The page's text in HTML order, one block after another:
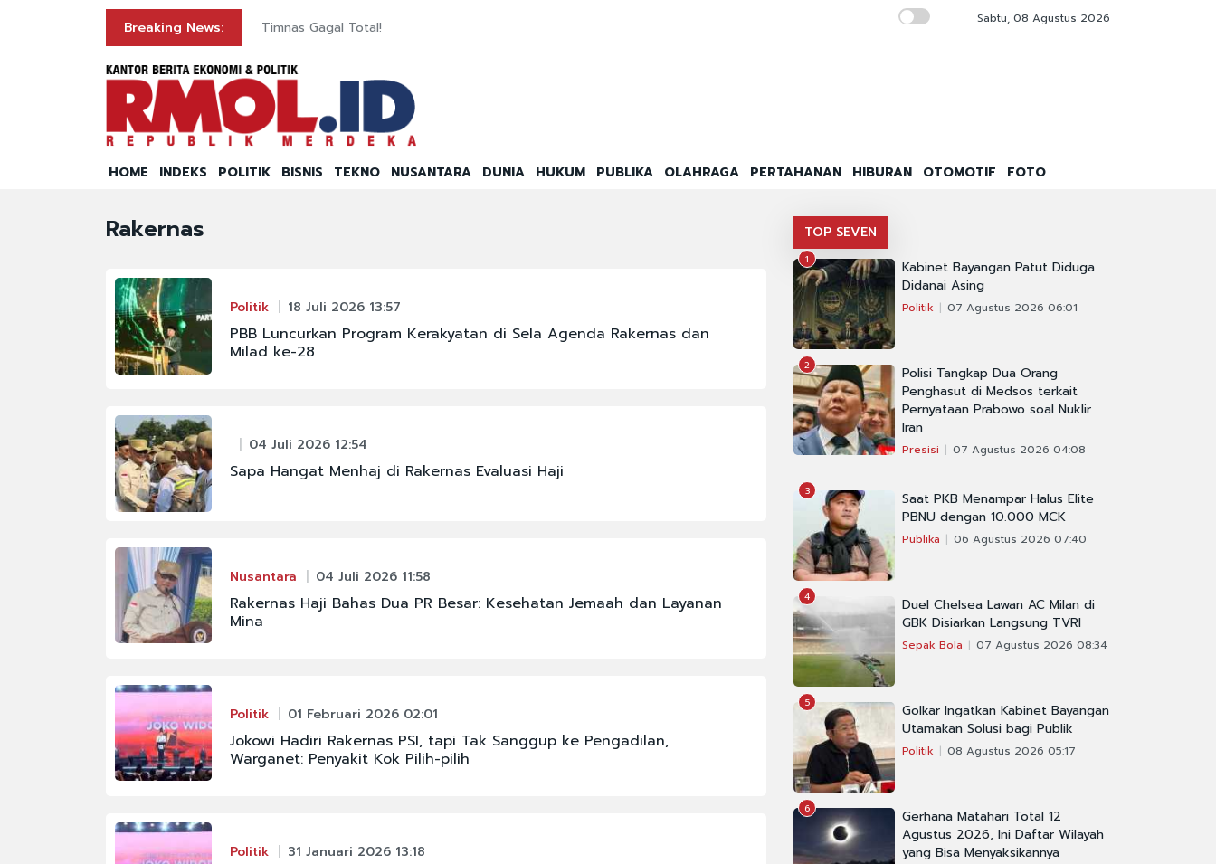
Breaking News: Timnas Gagal Total! Inspirasi Schools Tawarkan Pendidikan
Sabtu, 08 Agustus 2026
HOME INDEKS POLITIK BISNIS TEKNO NUSANTARA DUNIA HUKUM PUBLIKA OLAHRAGA PERTAHANAN HIBURAN OTOMOTIF FOTO
Rakernas
Politik 18 Juli 2026 13:57
PBB Luncurkan Program Kerakyatan di Sela Agenda Rakernas dan
Milad ke-28
04 Juli 2026 12:54
Sapa Hangat Menhaj di Rakernas Evaluasi Haji
Nusantara 04 Juli 2026 11:58
Rakernas Haji Bahas Dua PR Besar: Kesehatan Jemaah dan Layanan
Mina
Politik 01 Februari 2026 02:01
Jokowi Hadiri Rakernas PSI, tapi Tak Sanggup ke Pengadilan,
Warganet: Penyakit Kok Pilih-pilih
Politik 31 Januari 2026 13:18
TOP SEVEN
1
Kabinet Bayangan Patut Diduga
Didanai Asing
Politik 07 Agustus 2026 06:01
2
Polisi Tangkap Dua Orang
Penghasut di Medsos terkait
Pernyataan Prabowo soal Nuklir
Iran
Presisi 07 Agustus 2026 04:08
3
Saat PKB Menampar Halus Elite
PBNU dengan 10.000 MCK
Publika 06 Agustus 2026 07:40
4
Duel Chelsea Lawan AC Milan di
GBK Disiarkan Langsung TVRI
Sepak Bola 07 Agustus 2026 08:34
5
Golkar Ingatkan Kabinet Bayangan
Utamakan Solusi bagi Publik
Politik 08 Agustus 2026 05:17
6
Gerhana Matahari Total 12
Agustus 2026, Ini Daftar Wilayah
yang Bisa Menyaksikannya